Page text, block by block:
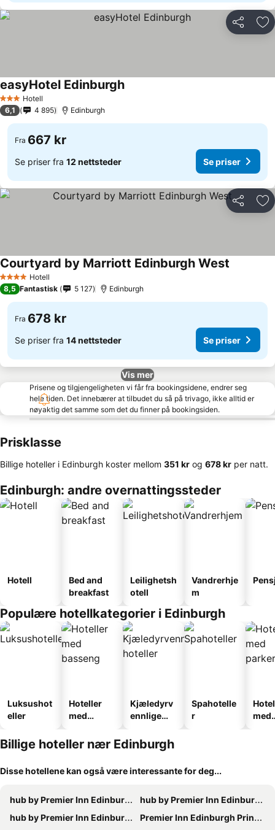
Del
3 StjernerHotell
easyHotel Edinburgh
6,1 4 895 Edinburgh
Fra 667 kr
Se priser fra 12 nettsteder Se priser
Del
4 StjernerHotell
Courtyard by Marriott Edinburgh West
8,5 Fantastisk 5 127 Edinburgh
Fra 678 kr
Se priser fra 14 nettsteder Se priser
Vis mer
Prisene og tilgjengeligheten vi får fra bookingsidene, endrer seg
hele tiden. Det innebærer at tilbudet du så på trivago, ikke alltid er
nøyaktig det samme som det du finner på bookingsiden.
Prisklasse
Billige hoteller i Edinburgh koster mellom ‎351 kr og ‎678 kr per natt.
Edinburgh: andre overnattingssteder
Hotell
Bed and
breakfast
Leilighetsh
otell
Vandrerhje
m
Populære hotellkategorier i Edinburgh
Luksushot
eller
Hoteller
med
Kjæledyrv
ennlige
Spahotelle
r
med
Billige hoteller nær Edinburgh
Disse hotellene kan også være interessante for deg...
hub by Premier Inn Edinburgh City Centre (Rose Street) hotel
hub by Premier Inn Edinburgh Royal Mile hotel
hub by Premier Inn Edinburgh Haymarket hotel
Premier Inn Edinburgh Princes Street